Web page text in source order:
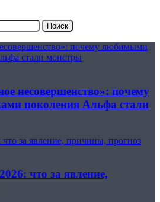
почему любимыми
стали монстры
несовершенство»: почему
поколения Альфа стали
за явление, причины, прогноз
что за явление,